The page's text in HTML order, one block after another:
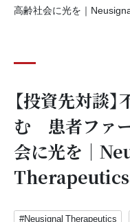
高齢社会に光を｜
【投資先対談
む 患者ファ
会に光を｜
Therapeutics
#Neusignal Therapeutics